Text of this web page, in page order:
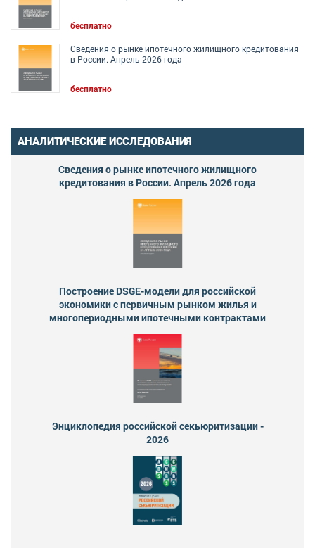
бесплатно
Сведения о рынке ипотечного жилищного кредитования
в России. Апрель 2026 года
бесплатно
АНАЛИТИЧЕСКИЕ ИССЛЕДОВАНИЯ
Сведения о рынке ипотечного жилищного
кредитования в России. Апрель 2026 года
Построение DSGE-модели для российской
экономики с первичным рынком жилья и
многопериодными ипотечными контрактами
Энциклопедия российской секьюритизации -
2026